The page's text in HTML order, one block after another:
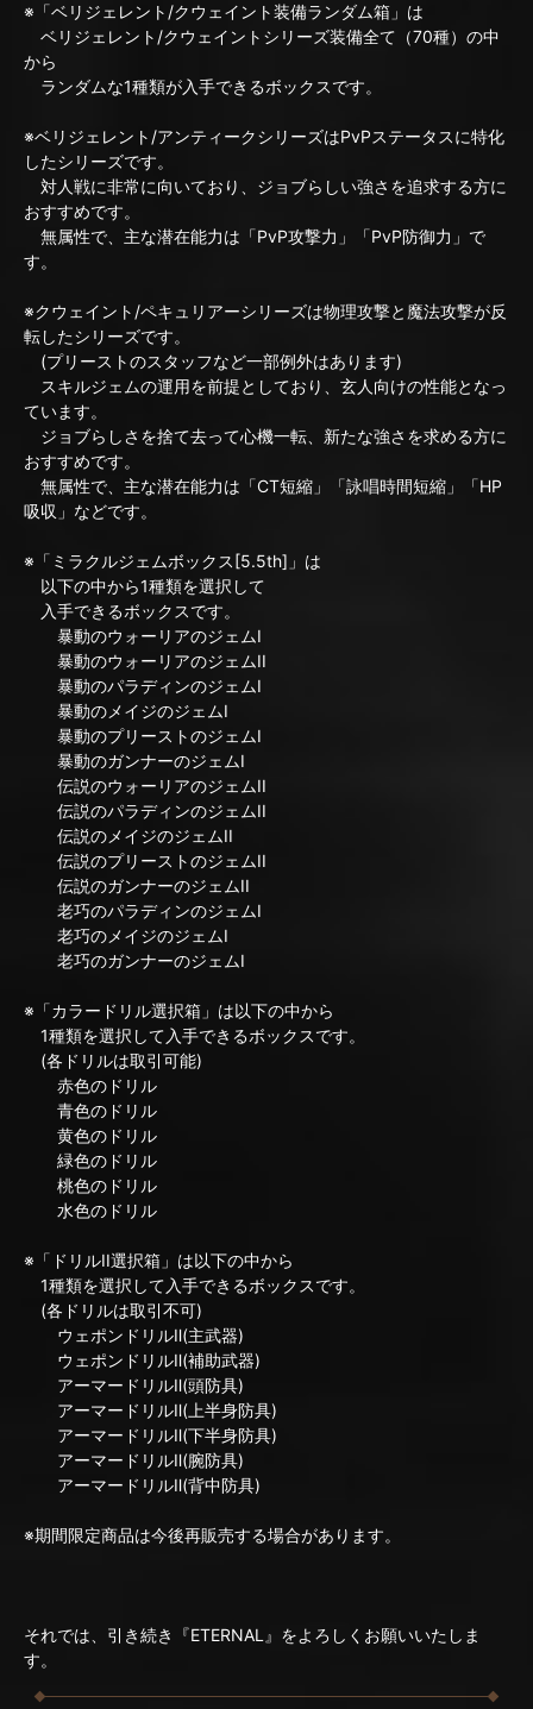
※「ベリジェレント/クウェイント装備ランダム箱」は
ベリジェレント/クウェイントシリーズ装備全て（70種）の中
から
ランダムな1種類が入手できるボックスです。
※ベリジェレント/アンティークシリーズはPvPステータスに特化
したシリーズです。
対人戦に非常に向いており、ジョブらしい強さを追求する方に
おすすめです。
無属性で、主な潜在能力は「PvP攻撃力」「PvP防御力」で
す。
※クウェイント/ペキュリアーシリーズは物理攻撃と魔法攻撃が反
転したシリーズです。
(プリーストのスタッフなど一部例外はあります)
スキルジェムの運用を前提としており、玄人向けの性能となっ
ています。
ジョブらしさを捨て去って心機一転、新たな強さを求める方に
おすすめです。
無属性で、主な潜在能力は「CT短縮」「詠唱時間短縮」「HP
吸収」などです。
※「ミラクルジェムボックス[5.5th]」は
以下の中から1種類を選択して
入手できるボックスです。
暴動のウォーリアのジェムI
暴動のウォーリアのジェムII
暴動のパラディンのジェムI
暴動のメイジのジェムI
暴動のプリーストのジェムI
暴動のガンナーのジェムI
伝説のウォーリアのジェムII
伝説のパラディンのジェムII
伝説のメイジのジェムII
伝説のプリーストのジェムII
伝説のガンナーのジェムII
老巧のパラディンのジェムI
老巧のメイジのジェムI
老巧のガンナーのジェムI
※「カラードリル選択箱」は以下の中から
1種類を選択して入手できるボックスです。
(各ドリルは取引可能)
赤色のドリル
青色のドリル
黄色のドリル
緑色のドリル
桃色のドリル
水色のドリル
※「ドリルII選択箱」は以下の中から
1種類を選択して入手できるボックスです。
(各ドリルは取引不可)
ウェポンドリルⅡ(主武器)
ウェポンドリルⅡ(補助武器)
アーマードリルⅡ(頭防具)
アーマードリルⅡ(上半身防具)
アーマードリルⅡ(下半身防具)
アーマードリルⅡ(腕防具)
アーマードリルⅡ(背中防具)
※期間限定商品は今後再販売する場合があります。
それでは、引き続き『ETERNAL』をよろしくお願いいたしま
す。